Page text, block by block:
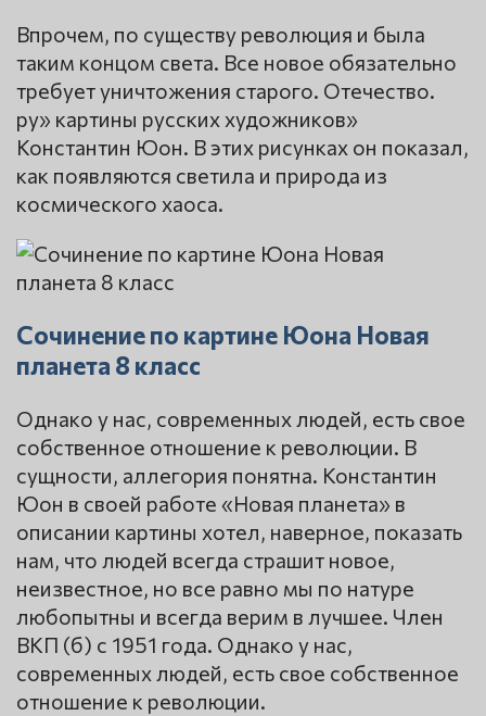
Впрочем, по существу революция и была
таким концом света. Все новое обязательно
требует уничтожения старого. Отечество.
ру» картины русских художников»
Константин Юон. В этих рисунках он показал,
как появляются светила и природа из
космического хаоса.
Сочинение по картине Юона Новая
планета 8 класс
Однако у нас, современных людей, есть свое
собственное отношение к революции. В
сущности, аллегория понятна. Константин
Юон в своей работе «Новая планета» в
описании картины хотел, наверное, показать
нам, что людей всегда страшит новое,
неизвестное, но все равно мы по натуре
любопытны и всегда верим в лучшее. Член
ВКП (б) с 1951 года. Однако у нас,
современных людей, есть свое собственное
отношение к революции.